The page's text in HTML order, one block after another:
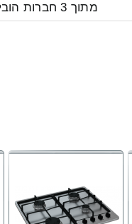
מתוך 3 חברות הובלות